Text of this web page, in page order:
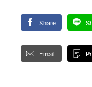
Share
Email